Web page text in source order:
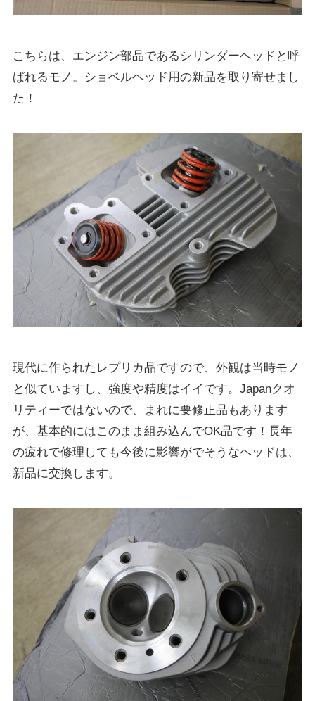
こちらは、エンジン部品であるシリンダーヘッドと呼
ばれるモノ。ショベルヘッド用の新品を取り寄せまし
た！
現代に作られたレプリカ品ですので、外観は当時モノ
と似ていますし、強度や精度はイイです。Japanクオ
リティーではないので、まれに要修正品もあります
が、基本的にはこのまま組み込んでOK品です！長年
の疲れで修理しても今後に影響がでそうなヘッドは、
新品に交換します。